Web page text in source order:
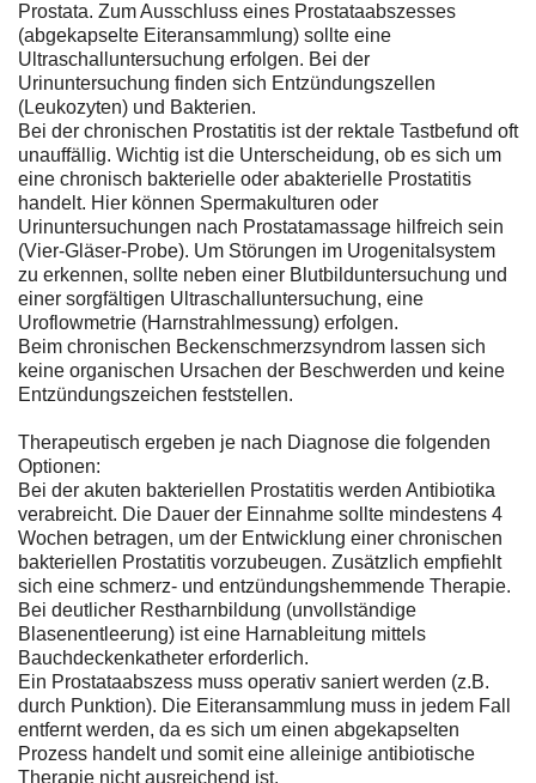
Prostata. Zum Ausschluss eines Prostataabszesses
(abgekapselte Eiteransammlung) sollte eine
Ultraschalluntersuchung erfolgen. Bei der
Urinuntersuchung finden sich Entzündungszellen
(Leukozyten) und Bakterien.
Bei der chronischen Prostatitis ist der rektale Tastbefund oft
unauffällig. Wichtig ist die Unterscheidung, ob es sich um
eine chronisch bakterielle oder abakterielle Prostatitis
handelt. Hier können Spermakulturen oder
Urinuntersuchungen nach Prostatamassage hilfreich sein
(Vier-Gläser-Probe). Um Störungen im Urogenitalsystem
zu erkennen, sollte neben einer Blutbilduntersuchung und
einer sorgfältigen Ultraschalluntersuchung, eine
Uroflowmetrie (Harnstrahlmessung) erfolgen.
Beim chronischen Beckenschmerzsyndrom lassen sich
keine organischen Ursachen der Beschwerden und keine
Entzündungszeichen feststellen.
Therapeutisch ergeben je nach Diagnose die folgenden
Optionen:
Bei der akuten bakteriellen Prostatitis werden Antibiotika
verabreicht. Die Dauer der Einnahme sollte mindestens 4
Wochen betragen, um der Entwicklung einer chronischen
bakteriellen Prostatitis vorzubeugen. Zusätzlich empfiehlt
sich eine schmerz- und entzündungshemmende Therapie.
Bei deutlicher Restharnbildung (unvollständige
Blasenentleerung) ist eine Harnableitung mittels
Bauchdeckenkatheter erforderlich.
Ein Prostataabszess muss operativ saniert werden (z.B.
durch Punktion). Die Eiteransammlung muss in jedem Fall
entfernt werden, da es sich um einen abgekapselten
Prozess handelt und somit eine alleinige antibiotische
Therapie nicht ausreichend ist.